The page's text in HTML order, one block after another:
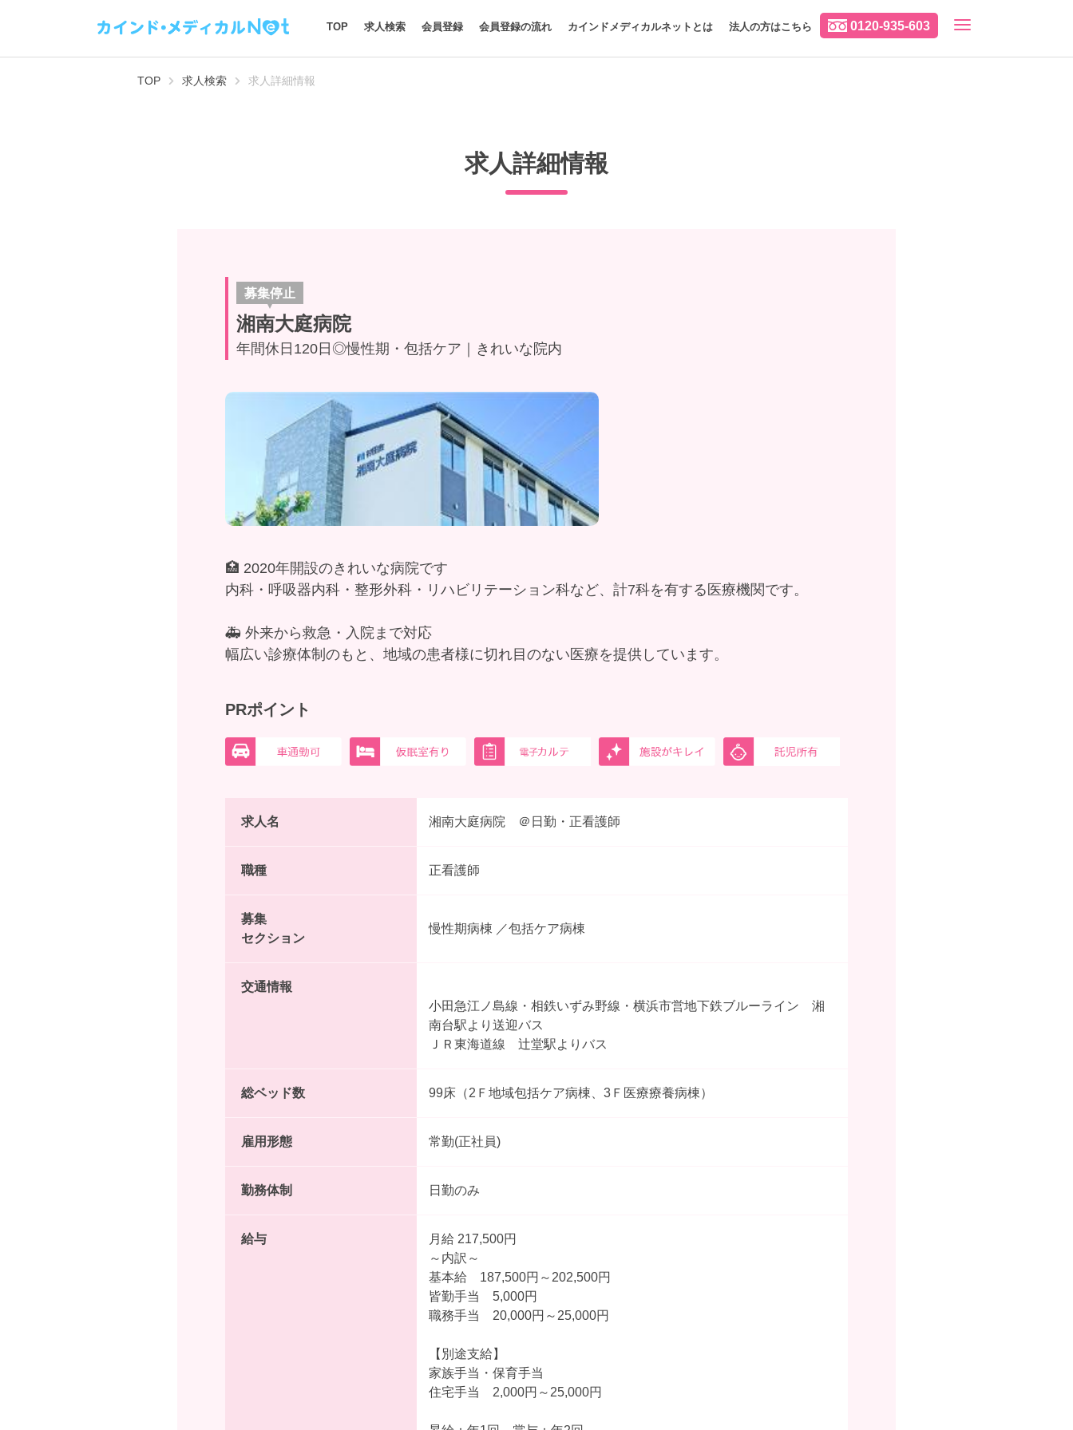
0120-935-603
TOP 求人検索 会員登録 会員登録の流れ カインドメディカルネットとは 法人の方はこちら
TOP 求人検索 求人詳細情報
求人詳細情報
募集停止
湘南大庭病院
年間休日120日◎慢性期・包括ケア｜きれいな院内
🏥 2020年開設のきれいな病院です
内科・呼吸器内科・整形外科・リハビリテーション科など、計7科を有する医療機関です。
🚑 外来から救急・入院まで対応
幅広い診療体制のもと、地域の患者様に切れ目のない医療を提供しています。
PRポイント
求人名 湘南大庭病院 ＠日勤・正看護師
職種 正看護師
募集
セクション
慢性期病棟 ／包括ケア病棟
交通情報
小田急江ノ島線・相鉄いずみ野線・横浜市営地下鉄ブルーライン 湘
南台駅より送迎バス
ＪＲ東海道線 辻堂駅よりバス
総ベッド数 99床（2Ｆ地域包括ケア病棟、3Ｆ医療療養病棟）
雇用形態 常勤(正社員)
勤務体制 日勤のみ
給与
月給 217,500円
～内訳～
基本給 187,500円～202,500円
皆勤手当 5,000円
職務手当 20,000円～25,000円
【別途支給】
家族手当・保育手当
住宅手当 2,000円～25,000円